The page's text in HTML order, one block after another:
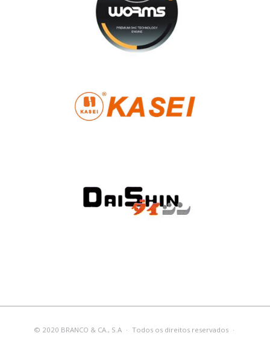
© 2020 BRANCO & CA., S.A · Todos os direitos reservados ·